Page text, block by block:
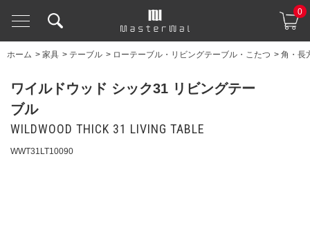
0
ホーム > 家具 > テーブル > ローテーブル・リビングテーブル・こたつ > 角・長
ワイルドウッド シック31 リビングテー
ブル
WILDWOOD THICK 31 LIVING TABLE
WWT31LT10090